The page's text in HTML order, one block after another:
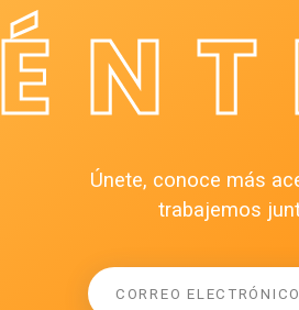
Únete, conoce más
trabajemos